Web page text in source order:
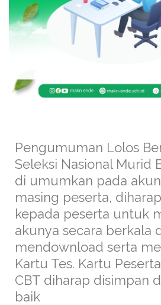
Pengumuman Lolos
Seleksi Nasional Murid
di umumkan pada
masing peserta,
kepada peserta untuk
akunya secara berkala
mendownload serta
Kartu Tes. Kartu
CBT diharap disimpan
baik